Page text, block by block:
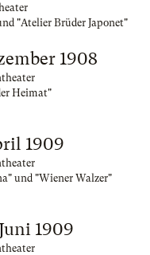
"Atelier Brüder Japonet"
1908
Heimat"
1909
und "Wiener Walzer"
1909